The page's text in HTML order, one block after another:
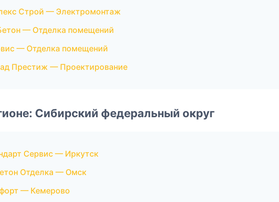
Строй — Электромонтаж
— Отделка помещений
— Отделка помещений
Престиж — Проектирование
Сибирский федеральный округ
Сервис — Иркутск
Отделка — Омск
— Кемерово